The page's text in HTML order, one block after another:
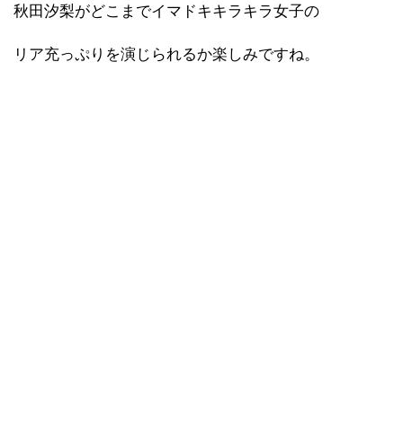
秋田汐梨がどこまでイマドキキラキラ女子の
リア充っぷりを演じられるか楽しみですね。